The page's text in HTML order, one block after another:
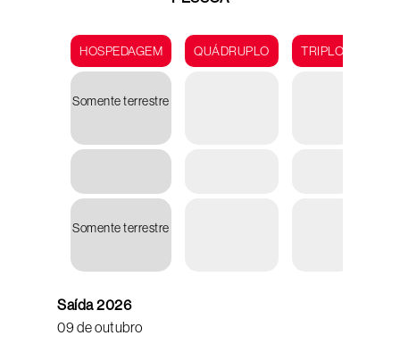
HOSPEDAGEM QUÁDRUPLO TRIPLO
Somente terrestre
Somente terrestre
Saída 2026
09 de outubro